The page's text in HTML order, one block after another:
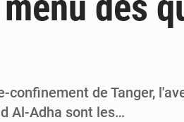
Compétitions africaines : la CAF ferme la
confinement de Tanger,
Al-Adha sont les…